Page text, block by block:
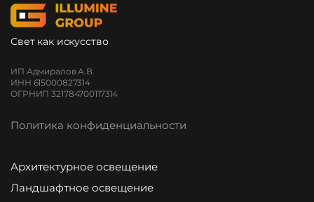
Свет как искусство
ИП Адмиралов А.В.
ИНН 615000827314
ОГРНИП 321784700117314
Политика конфиденциальности
Архитектурное освещение
Ландшафтное освещение